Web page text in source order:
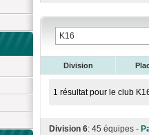
Division
1 résultat pour le club
Division 6: 45 équipes -